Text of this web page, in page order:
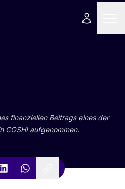
finan­zi­el­len Bei­trags eines der
COSH! aufgenommen.